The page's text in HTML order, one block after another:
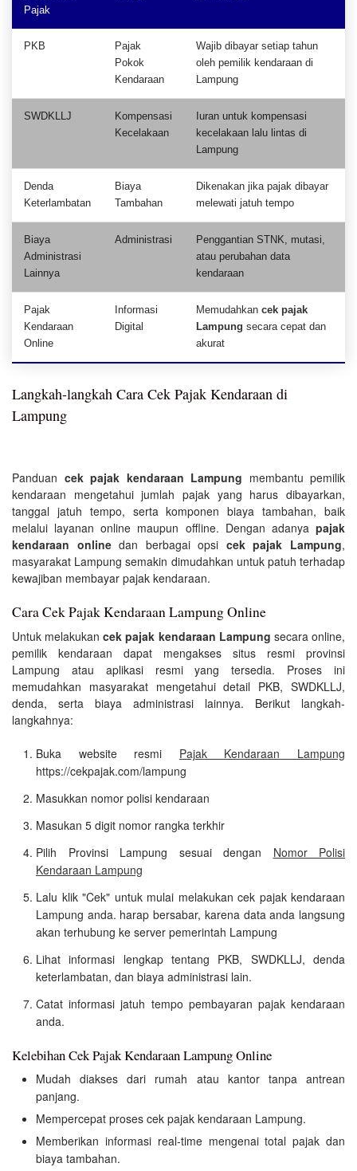
Pajak
PKB
Pajak
Pokok
Kendaraan
Wajib dibayar setiap tahun
oleh pemilik kendaraan di
Lampung
SWDKLLJ
Kompensasi
Kecelakaan
Iuran untuk kompensasi
kecelakaan lalu lintas di
Lampung
Denda
Keterlambatan
Biaya
Tambahan
Dikenakan jika pajak dibayar
melewati jatuh tempo
Biaya
Administrasi
Lainnya
Administrasi
Penggantian STNK, mutasi,
atau perubahan data
kendaraan
Pajak
Kendaraan
Online
Informasi
Digital
Memudahkan cek pajak
Lampung secara cepat dan
akurat
Langkah-langkah Cara Cek Pajak Kendaraan di
Lampung
Panduan cek pajak kendaraan Lampung membantu pemilik
kendaraan mengetahui jumlah pajak yang harus dibayarkan,
tanggal jatuh tempo, serta komponen biaya tambahan, baik
melalui layanan online maupun offline. Dengan adanya pajak
kendaraan onlinedan berbagai opsi cek pajak Lampung,
masyarakat Lampung semakin dimudahkan untuk patuh terhadap
kewajiban membayar pajak kendaraan.
Cara Cek Pajak Kendaraan Lampung Online
Untuk melakukancek pajak kendaraan Lampung secara online,
pemilik kendaraan dapat mengakses situs resmi provinsi
Lampung atau aplikasi resmi yang tersedia. Proses ini
memudahkan masyarakat mengetahui detail PKB, SWDKLLJ,
denda, serta biaya administrasi lainnya. Berikut langkah-
langkahnya:
Buka website resmi Pajak Kendaraan Lampung
https://cekpajak.com/lampung
Masukkan nomor polisi kendaraan
Masukan 5 digit nomor rangka terkhir
Pilih Provinsi Lampung sesuai dengan Nomor Polisi
Kendaraan Lampung
Lalu klik "Cek" untuk mulai melakukan cek pajak kendaraan
Lampung anda. harap bersabar, karena data anda langsung
akan terhubung ke server pemerintah Lampung
Lihat informasi lengkap tentang PKB, SWDKLLJ, denda
keterlambatan, dan biaya administrasi lain.
Catat informasi jatuh tempo pembayaran pajak kendaraan
anda.
Kelebihan Cek Pajak Kendaraan Lampung Online
Mudah diakses dari rumah atau kantor tanpa antrean
panjang.
Mempercepat proses cek pajak kendaraan Lampung.
Memberikan informasi real-time mengenai total pajak dan
biaya tambahan.